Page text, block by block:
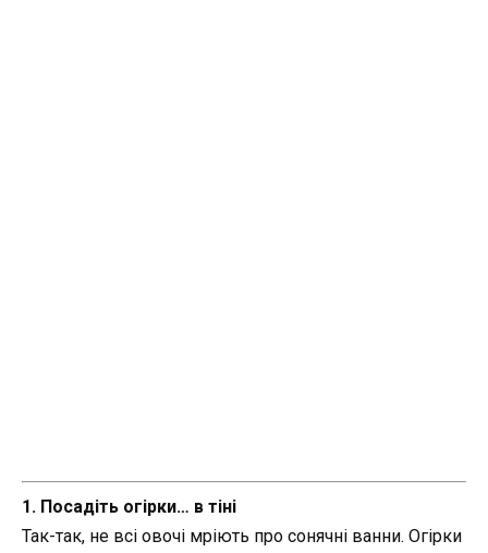
1. Посадіть огірки… в тіні
Так-так, не всі овочі мріють про сонячні ванни. Огірки